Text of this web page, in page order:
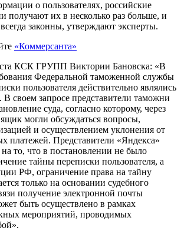
о пользователях, российские
получают их в несколько раз больше, и
законны, утверждают эксперты.
«Коммерсанта»
КСК ГРУПП Виктории Бановска: «В
Федеральной таможенной службы
пользователя действительно являлись
своем запросе представители таможни
суда, согласно которому, через
могли обсуждаться вопросы,
и осуществлением уклонения от
платежей. Представители «Яндекса»
на то, что в постановлении не было
тайны переписки пользователя, а
РФ, ограничение права на тайну
только на основании судебного
получение электронной почты
быть осуществлено в рамках
мероприятий, проводимых